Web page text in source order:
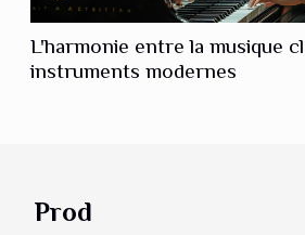
L'harmonie entre la musique
instruments modernes
Prod